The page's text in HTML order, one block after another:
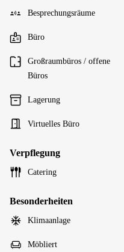
Besprechungsräume
Büro
Großraumbüros / offene
Büros
Lagerung
Virtuelles Büro
Verpflegung
Catering
Besonderheiten
Klimaanlage
Möbliert